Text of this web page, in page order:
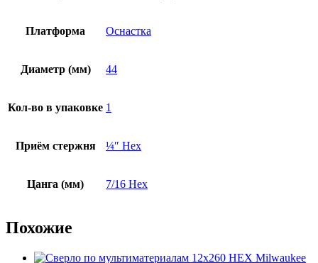
Платформа Оснастка
Диаметр (мм) 44
Кол-во в упаковке 1
Приём стержня ¼″ Hex
Цанга (мм) 7/16 Hex
Похожие